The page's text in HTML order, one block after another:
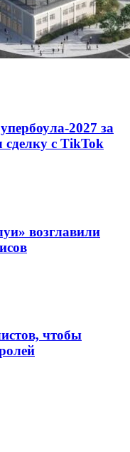
2027 за
с TikTok
возглавили
чтобы